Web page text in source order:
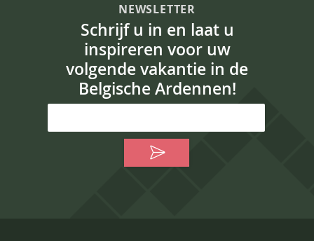
NEWSLETTER
Schrijf u in en laat u
inspireren voor uw
volgende vakantie in de
Belgische Ardennen!